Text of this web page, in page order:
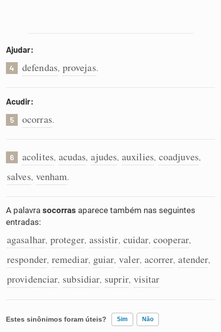
Ajudar:
4 defendas, provejas.
Acudir:
5 ocorras.
6 acolites, acudas, ajudes, auxilies, coadjuves,
salves, venham.
A palavra socorras aparece também nas seguintes
entradas:
agasalhar, proteger, assistir, cuidar, cooperar,
responder, remediar, guiar, valer, acorrer, atender,
providenciar, subsidiar, suprir, visitar
Estes sinônimos foram úteis? Sim Não